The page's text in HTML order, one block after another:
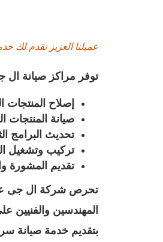
عميلنا العزيز نقدم لك
توفر مراكز صيانة
إصلاح المنتجات
صيانة
تحديث البرامج
تركيب وتشغيل
تقديم المشورة
تحرص شركة ال جى على
المهندسين والفنيين
بتقديم خدمة صيانة